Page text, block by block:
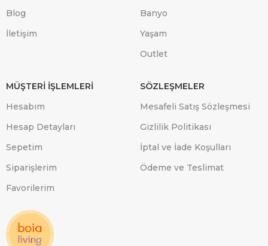
Blog
İletişim
Banyo
Yaşam
Outlet
MÜŞTERİ İŞLEMLERİ
Hesabım
Hesap Detayları
Sepetim
Siparişlerim
Favorilerim
SÖZLEŞMELER
Mesafeli Satış Sözleşmesi
Gizlilik Politikası
İptal ve İade Koşulları
Ödeme ve Teslimat